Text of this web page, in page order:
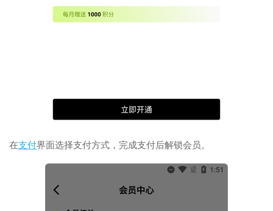
在支付界面选择支付方式，完成支付后解锁会员。